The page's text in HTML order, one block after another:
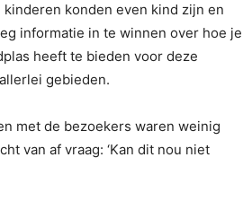
konden even kind zijn en
informatie in te winnen over hoe je
heeft te bieden voor deze
gebieden.
met de bezoekers waren weinig
van af vraag: ‘Kan dit nou niet